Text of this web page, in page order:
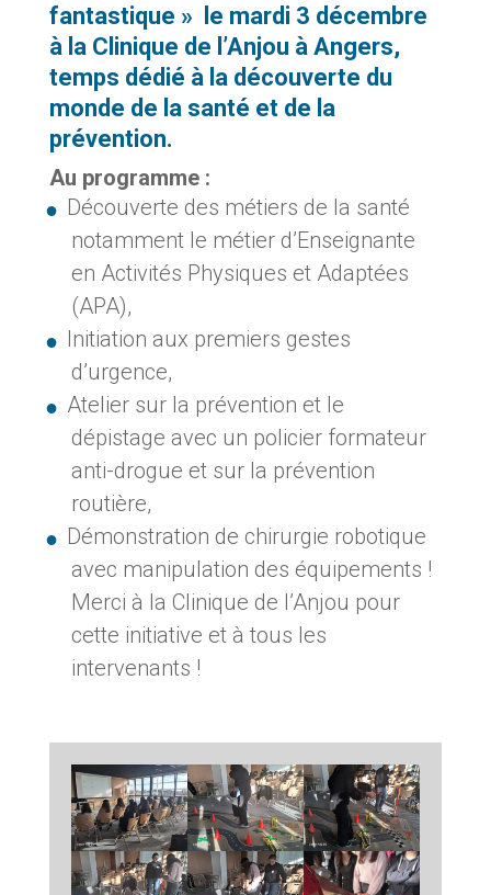
fantastique » le mardi 3 décembre
à la Clinique de l’Anjou à Angers,
temps dédié à la découverte du
monde de la santé et de la
prévention.
Au programme :
Découverte des métiers de la santé
notamment le métier d’Enseignante
en Activités Physiques et Adaptées
(APA),
Initiation aux premiers gestes
d’urgence,
Atelier sur la prévention et le
dépistage avec un policier formateur
anti-drogue et sur la prévention
routière,
Démonstration de chirurgie robotique
avec manipulation des équipements !
Merci à la Clinique de l’Anjou pour
cette initiative et à tous les
intervenants !